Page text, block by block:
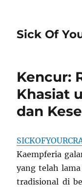
Sick Of
Kencur:
Khasiat
dan
Kaempferia
yang telah
tradisional di